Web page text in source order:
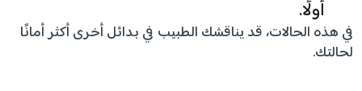
أولًا.
في هذه الحالات، قد يناقشك الطبيب في بدائل أخرى أكثر أمانًا
لحالتك.